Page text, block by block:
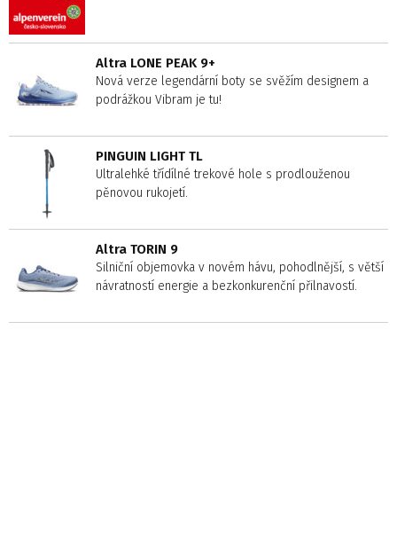
Altra LONE PEAK 9+
Nová verze legendární boty se svěžím designem a
podrážkou Vibram je tu!
PINGUIN LIGHT TL
Ultralehké třídílné trekové hole s prodlouženou
pěnovou rukojetí.
Altra TORIN 9
Silniční objemovka v novém hávu, pohodlnější, s větší
návratností energie a bezkonkurenční přilnavostí.